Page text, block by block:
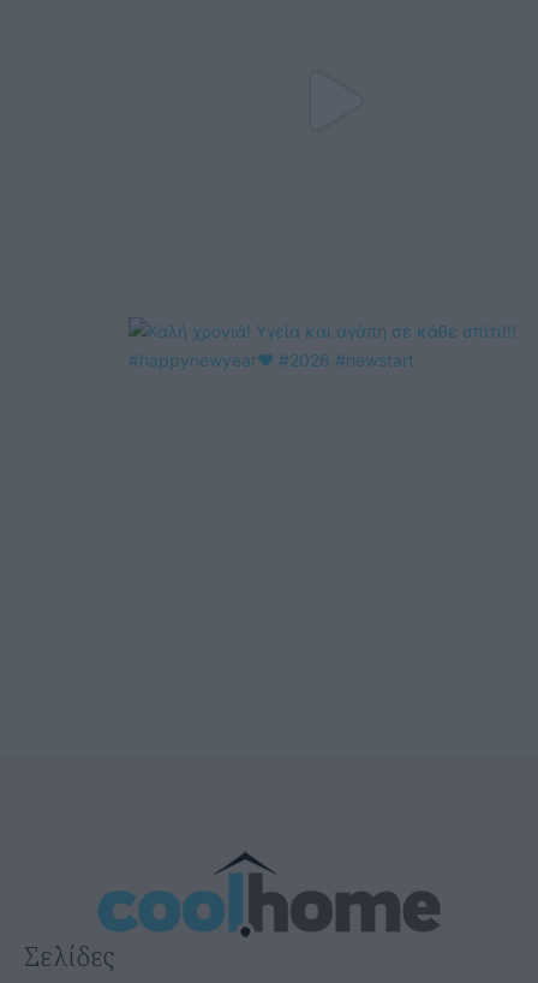
Σελίδες